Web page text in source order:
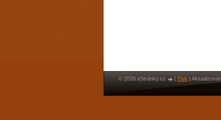
© 2026 eStránky.cz | Tisk |